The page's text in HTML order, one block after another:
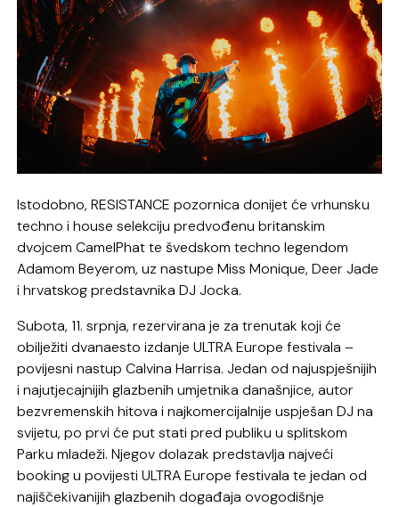
Istodobno, RESISTANCE pozornica donijet će vrhunsku
techno i house selekciju predvođenu britanskim
dvojcem CamelPhat te švedskom techno legendom
Adamom Beyerom, uz nastupe Miss Monique, Deer Jade
i hrvatskog predstavnika DJ Jocka.
Subota, 11. srpnja, rezervirana je za trenutak koji će
obilježiti dvanaesto izdanje ULTRA Europe festivala –
povijesni nastup Calvina Harrisa. Jedan od najuspješnijih
i najutjecajnijih glazbenih umjetnika današnjice, autor
bezvremenskih hitova i najkomercijalnije uspješan DJ na
svijetu, po prvi će put stati pred publiku u splitskom
Parku mladeži. Njegov dolazak predstavlja najveći
booking u povijesti ULTRA Europe festivala te jedan od
najiščekivanijih glazbenih događaja ovogodišnje